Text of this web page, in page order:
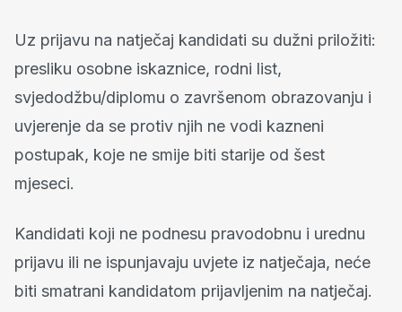
Uz prijavu na natječaj kandidati su dužni priložiti:
presliku osobne iskaznice, rodni list,
svjedodžbu/diplomu o završenom obrazovanju i
uvjerenje da se protiv njih ne vodi kazneni
postupak, koje ne smije biti starije od šest
mjeseci.
Kandidati koji ne podnesu pravodobnu i urednu
prijavu ili ne ispunjavaju uvjete iz natječaja, neće
biti smatrani kandidatom prijavljenim na natječaj.